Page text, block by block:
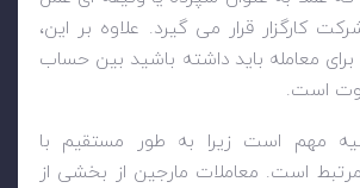
کارگزار قرار می گیرد. علاوه بر این،
برای معامله باید داشته باشید بین حساب
است.
مهم است زیرا به طور مستقیم با
است. معاملات مارجین از بخشی از